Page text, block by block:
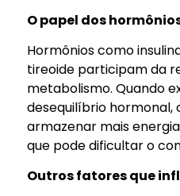
O papel dos
Hormônios como
tireoide participam da
metabolismo. Quando
desequilíbrio hormonal,
armazenar mais
que pode dificultar o
Outros fatores que